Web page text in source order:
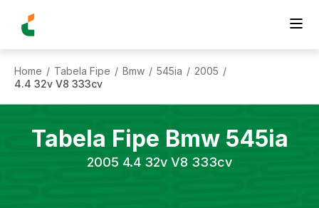
Home / Tabela Fipe / Bmw / 545ia / 2005 /
4.4 32v V8 333cv
Tabela Fipe Bmw 545ia
2005 4.4 32v V8 333cv